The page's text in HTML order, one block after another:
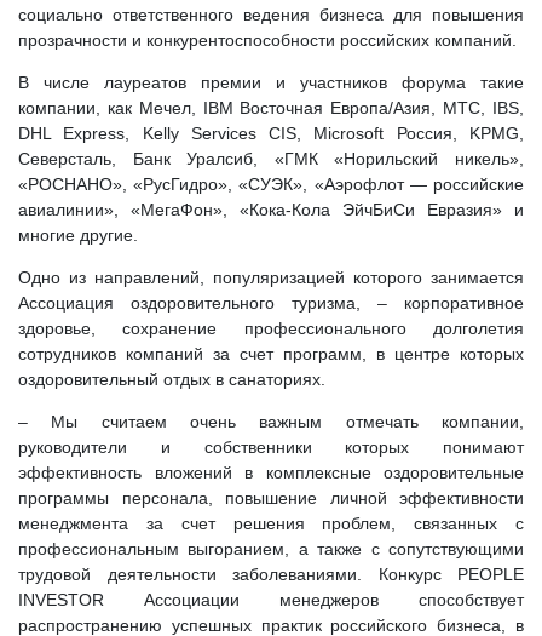
социально ответственного ведения бизнеса для повышения
прозрачности и конкурентоспособности российских компаний.
В числе лауреатов премии и участников форума такие
компании, как Мечел, IBM Восточная Европа/Азия, МТС, IBS,
DHL Express, Kelly Services CIS, Microsoft Россия, KPMG,
Северсталь, Банк Уралсиб, «ГМК «Норильский никель»,
«РОСНАНО», «РусГидро», «СУЭК», «Аэрофлот — российские
авиалинии», «МегаФон», «Кока-Кола ЭйчБиСи Евразия» и
многие другие.
Одно из направлений, популяризацией которого занимается
Ассоциация оздоровительного туризма, – корпоративное
здоровье, сохранение профессионального долголетия
сотрудников компаний за счет программ, в центре которых
оздоровительный отдых в санаториях.
– Мы считаем очень важным отмечать компании,
руководители и собственники которых понимают
эффективность вложений в комплексные оздоровительные
программы персонала, повышение личной эффективности
менеджмента за счет решения проблем, связанных с
профессиональным выгоранием, а также с сопутствующими
трудовой деятельности заболеваниями. Конкурс PEOPLE
INVESTOR Ассоциации менеджеров способствует
распространению успешных практик российского бизнеса, в